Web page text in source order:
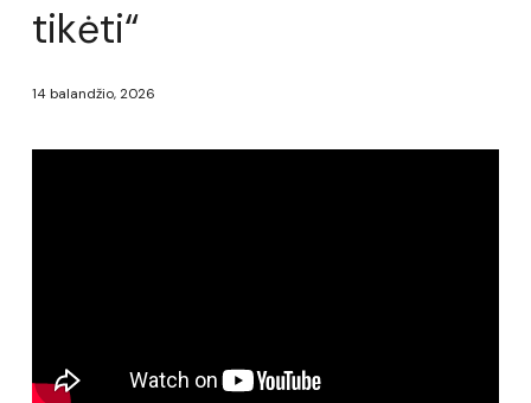
tikėti“
14 balandžio, 2026